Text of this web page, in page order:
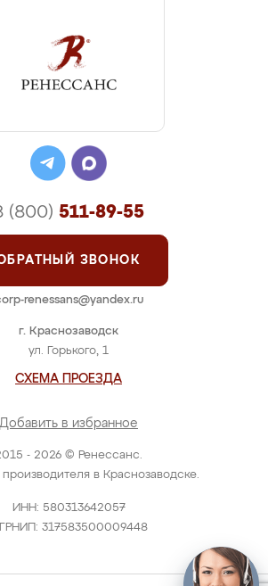
- 2026 © Ренессанс.
в Краснозаводске.
ИНН: 580313642057
317583500009448
г. Краснозаводск
ул. Горького, 1
СХЕМА ПРОЕЗДА
Добавить в избранное
(800) 511-89-55
ЗВОНОК
renessans@yandex.ru